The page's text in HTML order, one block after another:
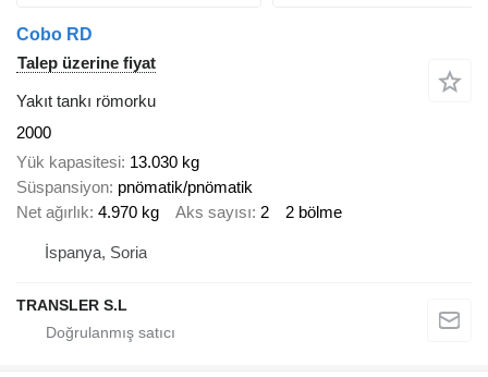
Cobo RD
Talep üzerine fiyat
Yakıt tankı römorku
2000
Yük kapasitesi 13.030 kg
Süspansiyon pnömatik/pnömatik
Net ağırlık 4.970 kg Aks sayısı 2 2 bölme
İspanya, Soria
TRANSLER S.L